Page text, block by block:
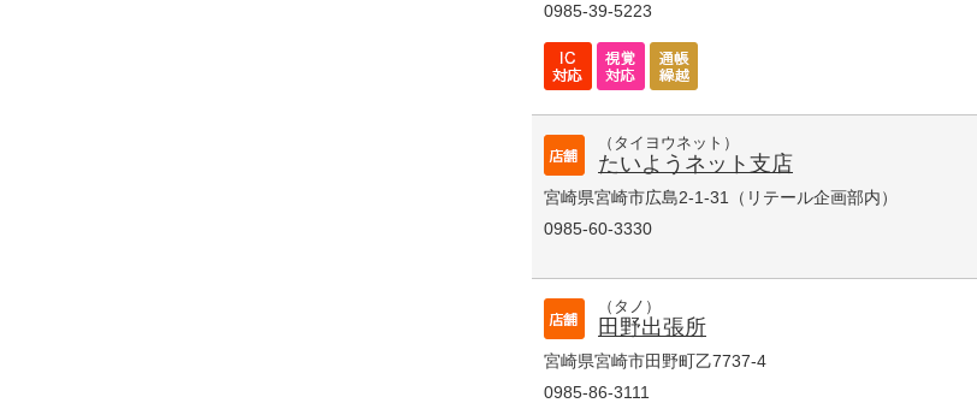
0985-39-5223
（タイヨウネット）
たいようネット支店
宮崎県宮崎市広島2-1-31（リテール企画部内）
0985-60-3330
（タノ）
田野出張所
宮崎県宮崎市田野町乙7737-4
0985-86-3111